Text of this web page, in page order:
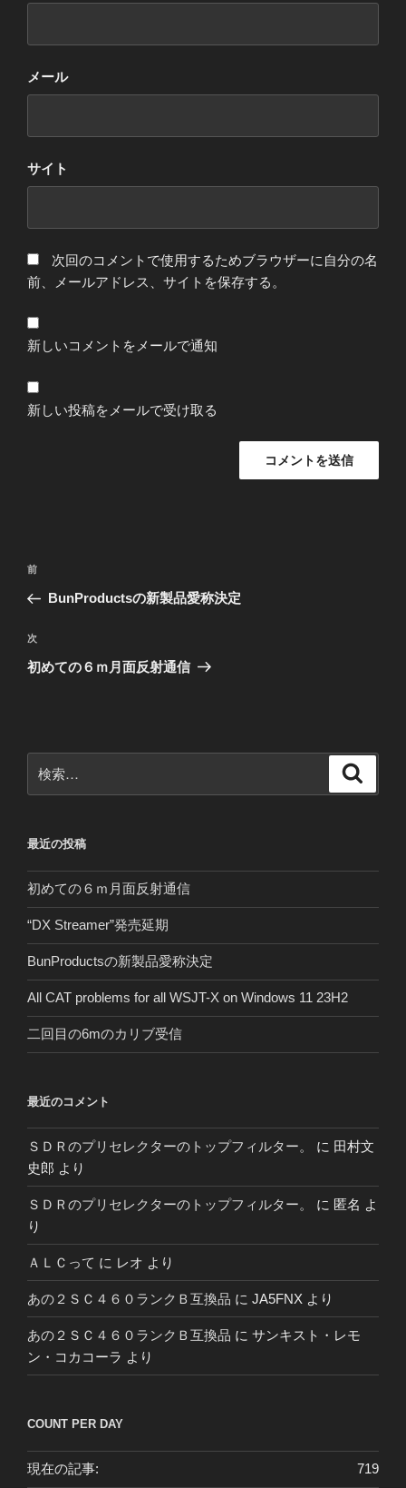
メール
サイト
次回のコメントで使用するためブラウザーに自分の名
前、メールアドレス、サイトを保存する。
新しいコメントをメールで通知
新しい投稿をメールで受け取る
投
ナ
ビ
ゲ
ン
前
の
稿
前
BunProductsの新製品愛称決定
次
の
次
初めての６ｍ月面反射通信
索:
最近の投稿
初めての６ｍ月面反射通信
“DX Streamer”発売延期
BunProductsの新製品愛称決定
All CAT problems for all WSJT-X on Windows 11 23H2
二回目の6mのカリブ受信
最近のコメント
ＳＤＲのプリセレクターのトップフィルター。 に 田村文
史郎 より
ＳＤＲのプリセレクターのトップフィルター。 に 匿名 よ
り
ＡＬＣって に レオ より
あの２ＳＣ４６０ランクＢ互換品 に JA5FNX より
あの２ＳＣ４６０ランクＢ互換品 に サンキスト・レモ
ン・コカコーラ より
COUNT PER DAY
719
現在の記事: